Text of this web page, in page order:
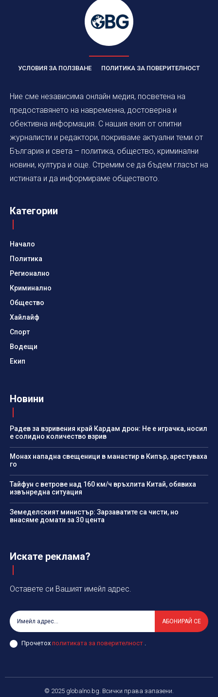
УСЛОВИЯ ЗА ПОЛЗВАНЕ ПОЛИТИКА ЗА ПОВЕРИТЕЛНОСТ
Ние сме независима онлайн медия, посветена на
предоставянето на навременна, достоверна и
обективна информация. С нашия екип от опитни
журналисти и редактори, покриваме актуални теми от
България и света – политика, общество, криминални
новини, култура и още. Стремим се да бъдем гласът на
истината и да информираме обществото.
Категории
Начало
Политика
Регионално
Криминално
Общество
Хайлайф
Спорт
Водещи
Екип
Новини
Радев за взривения край Кардам дрон: Не е играчка, носил
е солидно количество взрив
Монах нападна свещеници в манастир в Кипър, арестуваха
го
Тайфун с ветрове над 160 км/ч връхлита Китай, обявиха
извънредна ситуация
Земеделският министър: Зарзаватите са чисти, но
внасяме домати за 30 цента
Искате реклама?
Оставете си Вашият имейл адрес.
АБОНИРАЙ СЕ
Прочетох политиката за поверителност .
© 2025 globalno.bg. Всички права запазени.